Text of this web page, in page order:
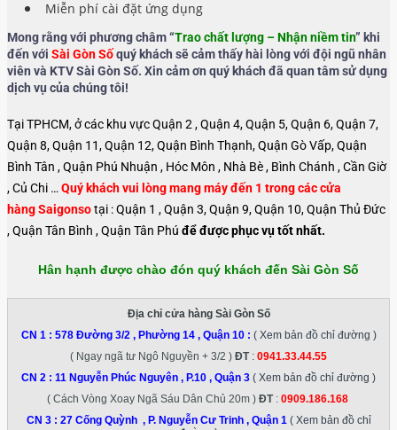
Miễn phí cài đặt ứng dụng
Mong rằng với phương châm “Trao chất lượng – Nhận niềm tin” khi
đến với Sài Gòn Sốquý khách sẽ cảm thấy hài lòng với đội ngũ nhân
viên và KTV Sài Gòn Số. Xin cảm ơn quý khách đã quan tâm sử dụng
dịch vụ của chúng tôi!
Tại TPHCM, ở các khu vực Quận 2 , Quận 4, Quận 5, Quận 6, Quận 7,
Quận 8, Quận 11, Quận 12, Quận Bình Thạnh, Quận Gò Vấp, Quận
Bình Tân , Quận Phú Nhuận , Hóc Môn , Nhà Bè , Bình Chánh , Cần Giờ
, Củ Chi …Quý khách vui lòng mang máy đến 1 trong các cửa
hàng Saigonsotại : Quận 1 , Quận 3, Quận 9, Quận 10, Quận Thủ Đức
, Quận Tân Bình , Quận Tân Phú để được phục vụ tốt nhất.
Hân hạnh được chào đón quý khách đến Sài Gòn Số
Địa chỉ cửa hàng Sài Gòn Số
CN 1 : 578 Đường 3/2 , Phường 14 , Quận 10: ( Xem bản đồ chỉ đường )
( Ngay ngã tư Ngô Nguyền + 3/2 ) ĐT: 0941.33.44.55
CN 2 : 11 Nguyễn Phúc Nguyên , P.10 , Quận 3 ( Xem bản đồ chỉ đường )
( Cách Vòng Xoay Ngã Sáu Dân Chủ 20m ) ĐT: 0909.186.168
CN 3 : 27 Cống Quỳnh , P. Nguyễn Cư Trinh , Quận 1 ( Xem bản đồ chỉ